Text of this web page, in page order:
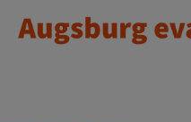
Augsburg evangelisch.